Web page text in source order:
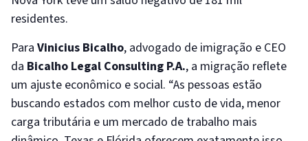
residentes.
Para Vinicius Bicalho, advogado de imigração e CEO
da Bicalho Legal Consulting P.A., a migração reflete
um ajuste econômico e social. “As pessoas estão
buscando estados com melhor custo de vida, menor
carga tributária e um mercado de trabalho mais